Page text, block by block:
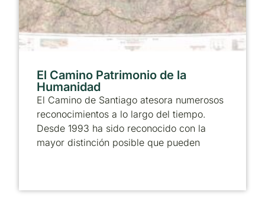
El Camino Patrimonio de la
Humanidad
El Camino de Santiago atesora numerosos
reconocimientos a lo largo del tiempo.
Desde 1993 ha sido reconocido con la
mayor distinción posible que pueden